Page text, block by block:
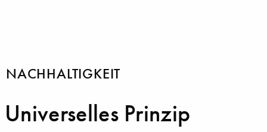
NACHHALTIGKEIT
Universelles Prinzip